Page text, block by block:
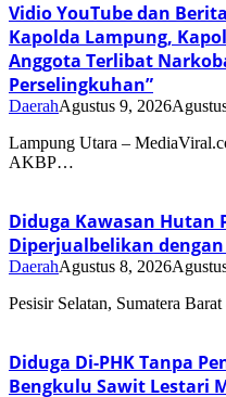
Vidio YouTube dan
Kapolda Lampung,
Anggota Terlibat
Perselingkuhan”
DaerahAgustus 9, 2026
Lampung Utara –
AKBP…
Diduga Kawasan Hutan
Diperjualbelikan
DaerahAgustus 8, 2026
Pesisir Selatan, Sumatera
Diduga Di-PHK Tanpa
Bengkulu Sawit Lestari